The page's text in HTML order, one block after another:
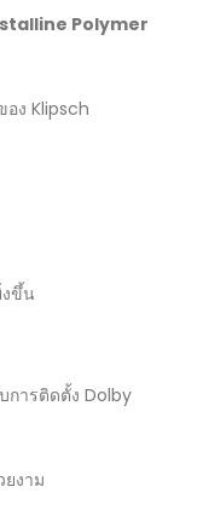
Polymer
ง Klipsch
ขึ้น
การติดตั้ง Dolby
งาม